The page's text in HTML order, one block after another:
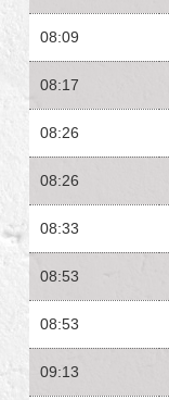
08:09
08:17
08:26
08:26
08:33
08:53
08:53
09:13